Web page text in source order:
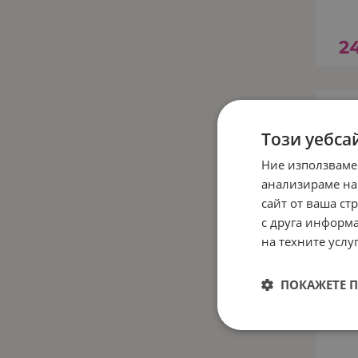
Този
Ние
анализираме
сайт от ваша
с друга
на техните
ПОКАЖЕТЕ